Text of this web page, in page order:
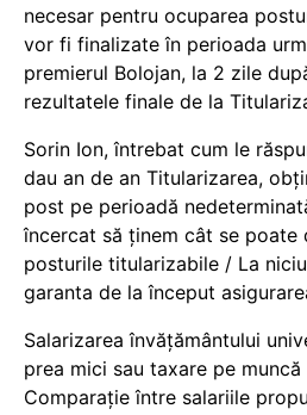
necesar pentru ocuparea
vor fi finalizate în perioada
premierul Bolojan, la 2 zile
rezultatele finale de la
Sorin Ion, întrebat cum le
dau an de an Titularizarea,
post pe perioadă
încercat să ținem cât se poate
posturile titularizabile / La
garanta de la început
Salarizarea învățământului
prea mici sau taxare pe muncă
Comparație între salariile